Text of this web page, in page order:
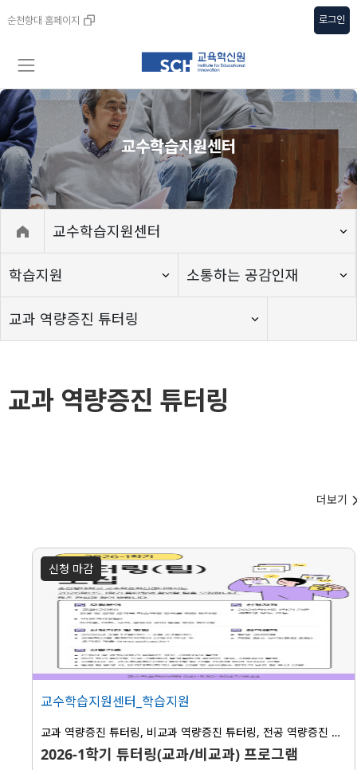
순천향대 홈페이지 로그인
교수학습지원센터
교수학습지원센터
학습지원 소통하는 공감인재
교과 역량증진 튜터링
교과 역량증진 튜터링
더보기
신청 마감
교수학습지원센터_학습지원
2026-1학기 튜터링(교과/비교과) 프로그램
교과 역량증진 튜터링, 비교과 역량증진 튜터링, 전공 역량증진 튜터링